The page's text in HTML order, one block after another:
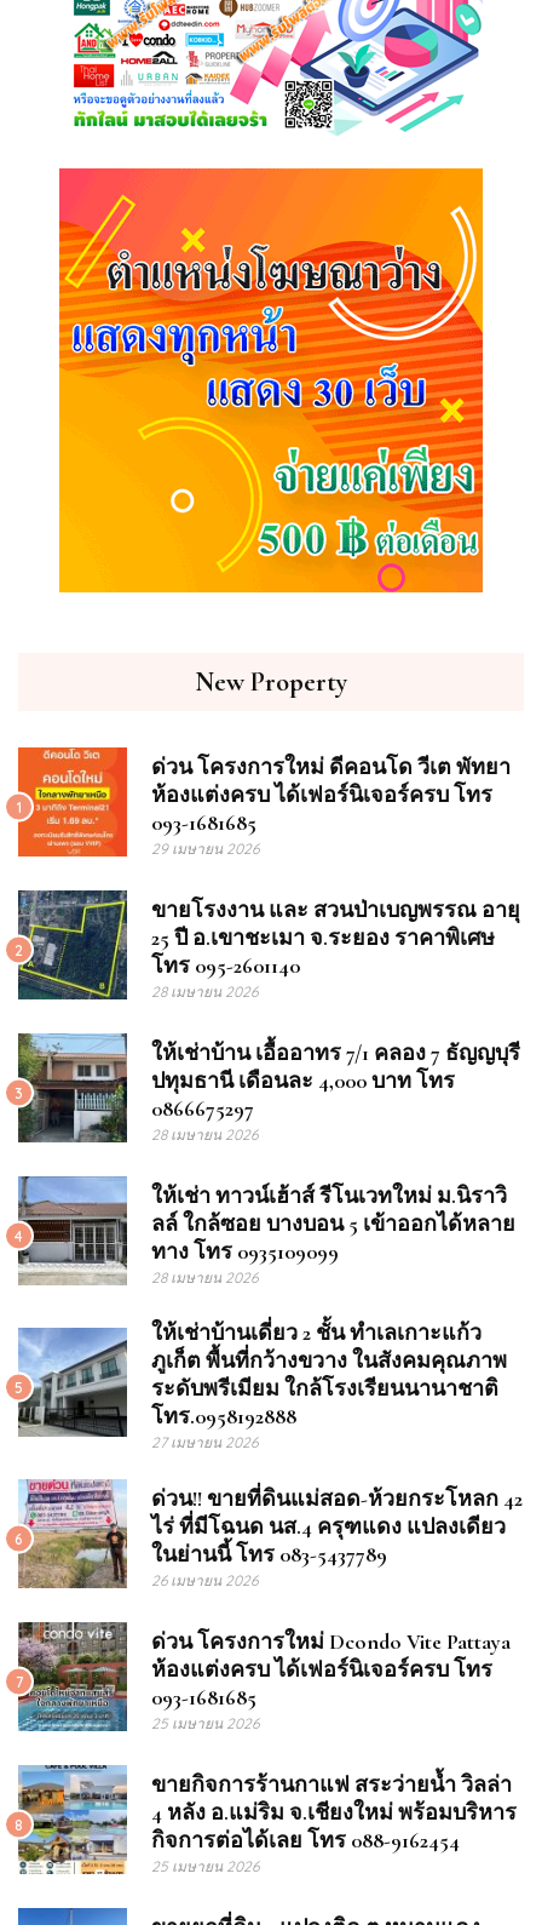
New Property
1
ด่วน โครงการใหม่ ดีคอนโด วีเต พัทยา
ห้องแต่งครบ ได้เฟอร์นิเจอร์ครบ โทร
093-1681685
29 เมษายน 2026
2
ขายโรงงาน และ สวนป่าเบญพรรณ อายุ
25 ปี อ.เขาชะเมา จ.ระยอง ราคาพิเศษ
โทร 095-2601140
28 เมษายน 2026
3
ให้เช่าบ้าน เอื้ออาทร 7/1 คลอง 7 ธัญญบุรี
ปทุมธานี เดือนละ 4,000 บาท โทร
0866675297
28 เมษายน 2026
4
ให้เช่า ทาวน์เฮ้าส์ รีโนเวทใหม่ ม.นิราวิ
ลล์ ใกล้ซอย บางบอน 5 เข้าออกได้หลาย
ทาง โทร 0935109099
28 เมษายน 2026
5
ให้เช่าบ้านเดี่ยว 2 ชั้น ทำเลเกาะแก้ว
ภูเก็ต พื้นที่กว้างขวาง ในสังคมคุณภาพ
ระดับพรีเมียม ใกล้โรงเรียนนานาชาติ
โทร.0958192888
27 เมษายน 2026
6
ด่วน!! ขายที่ดินแม่สอด-ห้วยกระโหลก 42
ไร่ ที่มีโฉนด นส.4 ครุฑแดง แปลงเดียว
ในย่านนี้ โทร 083-5437789
26 เมษายน 2026
7
ด่วน โครงการใหม่ Dcondo Vite Pattaya
ห้องแต่งครบ ได้เฟอร์นิเจอร์ครบ โทร
093-1681685
25 เมษายน 2026
8
ขายกิจการร้านกาแฟ สระว่ายน้ำ วิลล่า
4 หลัง อ.แม่ริม จ.เชียงใหม่ พร้อมบริหาร
กิจการต่อได้เลย โทร 088-9162454
25 เมษายน 2026